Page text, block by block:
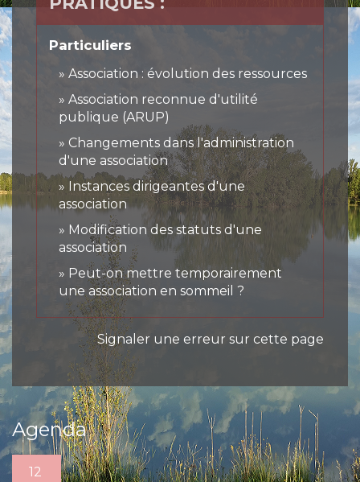
Particuliers
Association : évolution des ressources
Association reconnue d'utilité
publique (ARUP)
Changements dans l'administration
d'une association
Instances dirigeantes d'une
association
Modification des statuts d'une
association
Peut-on mettre temporairement
une association en sommeil ?
Signaler une erreur sur cette page
Agenda
12